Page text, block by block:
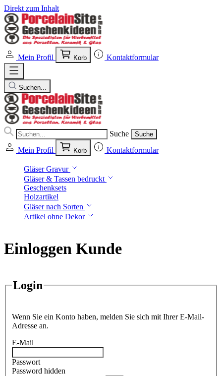
Direkt zum Inhalt
Mein Profil Korb Kontaktformular
Suchen...
Suche Suche
Mein Profil Korb Kontaktformular
Gläser Gravur
Gläser & Tassen bedruckt
Geschenksets
Holzartikel
Gläser nach Sorten
Artikel ohne Dekor
Einloggen Kunde
Login
Wenn Sie ein Konto haben, melden Sie sich mit Ihrer E-Mail-
Adresse an.
E-Mail
Passwort
Password hidden